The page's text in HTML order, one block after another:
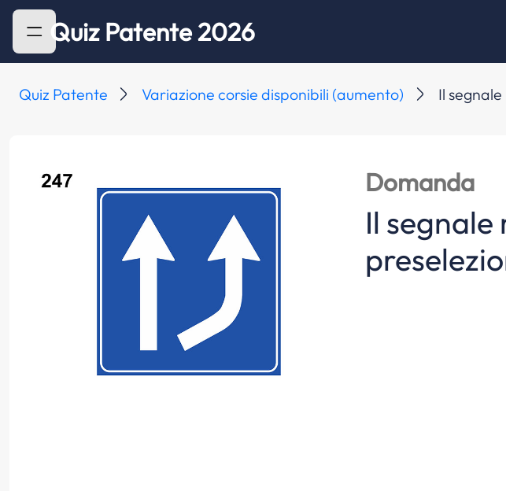
Quiz Patente 2026
Quiz Patente Variazione corsie disponibili (aumento) Il
Domanda
Il